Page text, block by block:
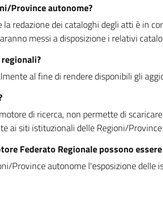
Province autonome?
redazione dei cataloghi degli atti è in
messi a disposizione i relativi
al fine di rendere disponibili gli
di ricerca, non permette di
ai siti istituzionali delle Regioni/
Federato Regionale possono
Province autonome l'esposizione